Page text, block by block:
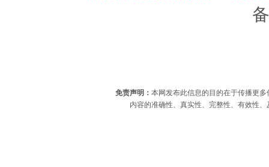
免责声明： 本网发布此信息的目的在于传播更
内容的准确性、真实性、完整性、有效性